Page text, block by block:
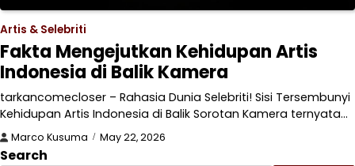
Artis & Selebriti
Fakta Mengejutkan Kehidupan Artis
Indonesia di Balik Kamera
tarkancomecloser – Rahasia Dunia Selebriti! Sisi Tersembunyi
Kehidupan Artis Indonesia di Balik Sorotan Kamera ternyata…
Marco Kusuma May 22, 2026
Search